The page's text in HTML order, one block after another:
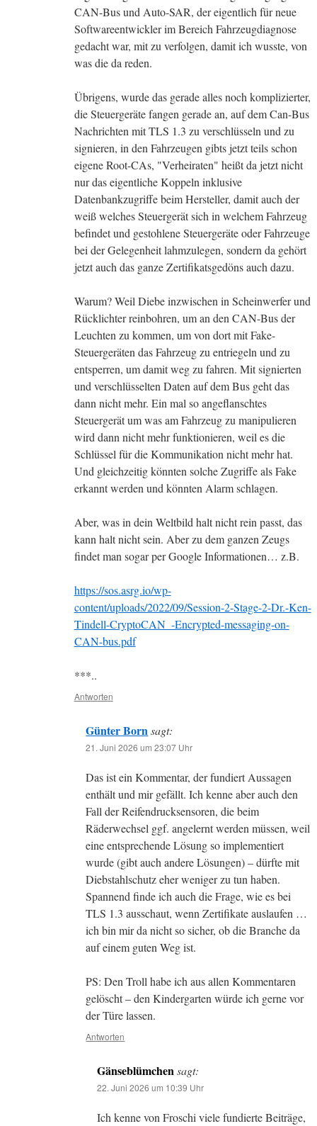
CAN-Bus und Auto-SAR, der eigentlich für neue
Softwareentwickler im Bereich Fahrzeugdiagnose
gedacht war, mit zu verfolgen, damit ich wusste, von
was die da reden.
Übrigens, wurde das gerade alles noch komplizierter,
die Steuergeräte fangen gerade an, auf dem Can-Bus
Nachrichten mit TLS 1.3 zu verschlüsseln und zu
signieren, in den Fahrzeugen gibts jetzt teils schon
eigene Root-CAs, "Verheiraten" heißt da jetzt nicht
nur das eigentliche Koppeln inklusive
Datenbankzugriffe beim Hersteller, damit auch der
weiß welches Steuergerät sich in welchem Fahrzeug
befindet und gestohlene Steuergeräte oder Fahrzeuge
bei der Gelegenheit lahmzulegen, sondern da gehört
jetzt auch das ganze Zertifikatsgedöns auch dazu.
Warum? Weil Diebe inzwischen in Scheinwerfer und
Rücklichter reinbohren, um an den CAN-Bus der
Leuchten zu kommen, um von dort mit Fake-
Steuergeräten das Fahrzeug zu entriegeln und zu
entsperren, um damit weg zu fahren. Mit signierten
und verschlüsselten Daten auf dem Bus geht das
dann nicht mehr. Ein mal so angeflanschtes
Steuergerät um was am Fahrzeug zu manipulieren
wird dann nicht mehr funktionieren, weil es die
Schlüssel für die Kommunikation nicht mehr hat.
Und gleichzeitig könnten solche Zugriffe als Fake
erkannt werden und könnten Alarm schlagen.
Aber, was in dein Weltbild halt nicht rein passt, das
kann halt nicht sein. Aber zu dem ganzen Zeugs
findet man sogar per Google Informationen… z.B.
https://sos.asrg.io/wp-
content/uploads/2022/09/Session-2-Stage-2-Dr.-Ken-
Tindell-CryptoCAN_-Encrypted-messaging-on-
CAN-bus.pdf
***..
Antworten
Günter Born sagt:
21. Juni 2026 um 23:07 Uhr
Das ist ein Kommentar, der fundiert Aussagen
enthält und mir gefällt. Ich kenne aber auch den
Fall der Reifendrucksensoren, die beim
Räderwechsel ggf. angelernt werden müssen, weil
eine entsprechende Lösung so implementiert
wurde (gibt auch andere Lösungen) – dürfte mit
Diebstahlschutz eher weniger zu tun haben.
Spannend finde ich auch die Frage, wie es bei
TLS 1.3 ausschaut, wenn Zertifikate auslaufen …
ich bin mir da nicht so sicher, ob die Branche da
auf einem guten Weg ist.
PS: Den Troll habe ich aus allen Kommentaren
gelöscht – den Kindergarten würde ich gerne vor
der Türe lassen.
Antworten
Gänseblümchen sagt:
22. Juni 2026 um 10:39 Uhr
Ich kenne von Froschi viele fundierte Beiträge,